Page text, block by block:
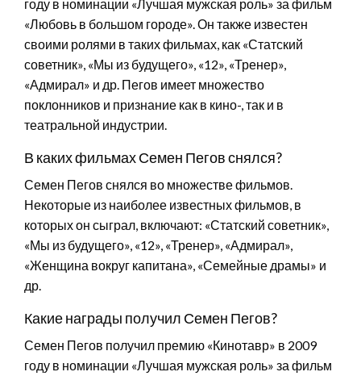
году в номинации «Лучшая мужская роль» за фильм
«Любовь в большом городе». Он также известен
своими ролями в таких фильмах, как «Статский
советник», «Мы из будущего», «12», «Тренер»,
«Адмирал» и др. Пегов имеет множество
поклонников и признание как в кино-, так и в
театральной индустрии.
В каких фильмах Семен Пегов снялся?
Семен Пегов снялся во множестве фильмов.
Некоторые из наиболее известных фильмов, в
которых он сыграл, включают: «Статский советник»,
«Мы из будущего», «12», «Тренер», «Адмирал»,
«Женщина вокруг капитана», «Семейные драмы» и
др.
Какие награды получил Семен Пегов?
Семен Пегов получил премию «Кинотавр» в 2009
году в номинации «Лучшая мужская роль» за фильм